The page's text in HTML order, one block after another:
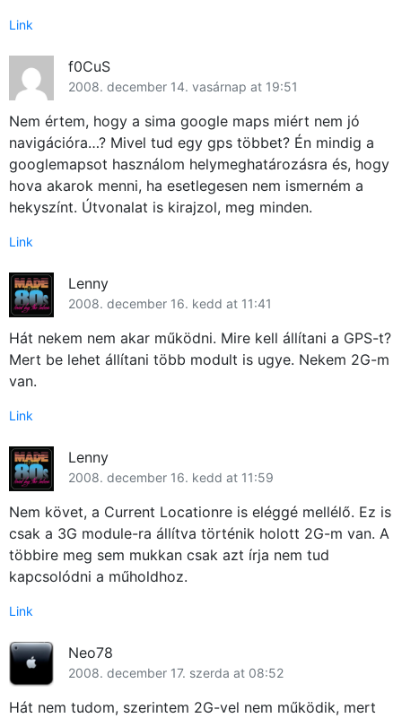
Link
f0CuS
2008. december 14. vasárnap at 19:51
Nem értem, hogy a sima google maps miért nem jó
navigációra…? Mivel tud egy gps többet? Én mindig a
googlemapsot használom helymeghatározásra és, hogy
hova akarok menni, ha esetlegesen nem ismerném a
hekyszínt. Útvonalat is kirajzol, meg minden.
Link
Lenny
2008. december 16. kedd at 11:41
Hát nekem nem akar működni. Mire kell állítani a GPS-t?
Mert be lehet állítani több modult is ugye. Nekem 2G-m
van.
Link
Lenny
2008. december 16. kedd at 11:59
Nem követ, a Current Locationre is eléggé mellélő. Ez is
csak a 3G module-ra állítva történik holott 2G-m van. A
többire meg sem mukkan csak azt írja nem tud
kapcsolódni a műholdhoz.
Link
Neo78
2008. december 17. szerda at 08:52
Hát nem tudom, szerintem 2G-vel nem működik, mert